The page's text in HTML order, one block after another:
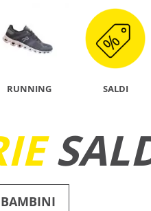
RUNNING SALDI
BAMBINI